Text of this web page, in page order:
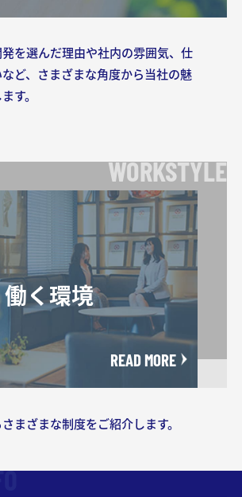
を選んだ理由や社内の雰囲気、仕
ど、さまざまな角度から当社の魅
す。
WORKSTYLE
働く環境
READ MORE
まざまな制度をご紹介します。